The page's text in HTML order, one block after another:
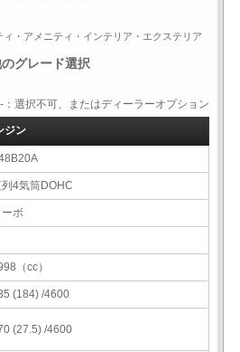
ィ・アメニティ・インテリア・エクステリア
グレード選択
択不可、またはディーラーオプション
ジン
4気筒DOHC
ーボ
（cc）
(184) /4600
(27.5) /4600